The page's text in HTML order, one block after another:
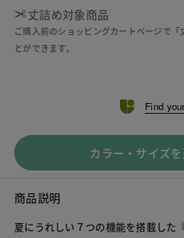
丈詰め対象商品
ご購入前のショッピングカートページで
とができます。
Find
カラー・サイズ
商品説明
夏にうれしい７つの機能を搭載した